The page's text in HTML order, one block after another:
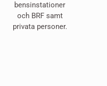
bensinstationer
och BRF samt
privata personer.